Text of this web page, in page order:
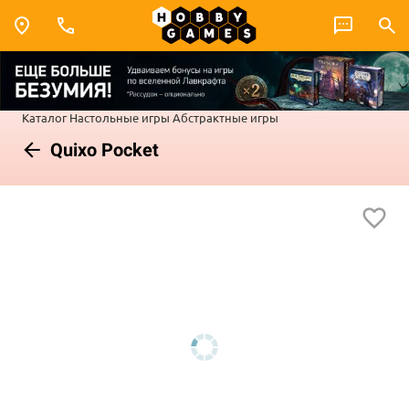
Каталог Настольные игры Абстрактные игры
Quixo Pocket